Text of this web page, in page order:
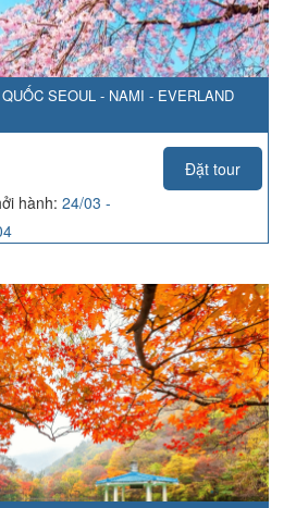
SEOUL - NAMI - EVERLAND
Đặt tour
hành: 24/03 -